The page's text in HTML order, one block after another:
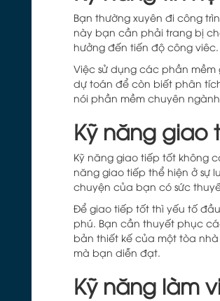
Bạn thường xuyên đi công
này bạn cần phải trang bị
hưởng đến tiến độ công viêc.
Việc sử dụng các phần
dự toán để còn biết phân
nói phần mềm chuyên
Kỹ năng giao
Kỹ năng giao tiếp tốt không
năng giao tiếp thể hiện ở sự
chuyện của bạn có sức
Để giao tiếp tốt thì yếu tố
phú. Bạn cần thuyết phục
bản thiết kế của một tòa
mà bạn diễn đạt.
Kỹ năng làm